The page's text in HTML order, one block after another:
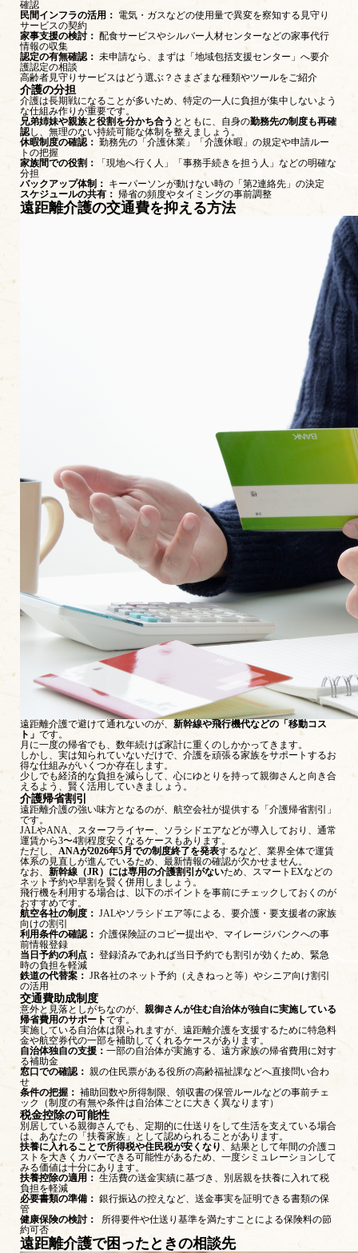
確認
民間インフラの活用： 電気・ガスなどの使用量で異変を察知する見守り
サービスの契約
家事支援の検討： 配食サービスやシルバー人材センターなどの家事代行
情報の収集
認定の有無確認： 未申請なら、まずは「地域包括支援センター」へ要介
護認定の相談
高齢者見守りサービスはどう選ぶ？さまざまな種類やツールをご紹介
介護の分担
介護は長期戦になることが多いため、特定の一人に負担が集中しないよう
な仕組み作りが重要です。
兄弟姉妹や親族と役割を分かち合う とともに、自身の勤務先の制度も再確
認し、無理のない持続可能な体制を整えましょう。
休暇制度の確認： 勤務先の「介護休業」「介護休暇」の規定や申請ルー
トの把握
家族間での役割：
「現地へ行く人」「事務手続きを担う人」などの明確な
分担
バックアップ体制： キーパーソンが動けない時の「第2連絡先」の決定
スケジュールの共有： 帰省の頻度やタイミングの事前調整
遠距離介護の交通費を抑える方法
遠距離介護で避けて通れないのが、 新幹線や飛行機代などの「移動コス
ト」 です。
月に一度の帰省でも、数年続けば家計に重くのしかかってきます。
しかし、実は知られていないだけで、介護を頑張る家族をサポートするお
得な仕組みがいくつか存在します。
少しでも経済的な負担を減らして、心にゆとりを持って親御さんと向き合
えるよう、賢く活用していきましょう。
介護帰省割引
遠距離介護の強い味方となるのが、航空会社が提供する「介護帰省割引」
です。
JALやANA、スターフライヤー、ソラシドエアなどが導入しており、通常
運賃から3〜4割程度安くなるケースもあります。
ただし、 ANAが2026年5月での制度終了を発表するなど、業界全体で運賃
体系の見直しが進んでいるため、最新情報の確認が欠かせません。
なお、 新幹線（JR）には専用の介護割引がないため、スマートEXなどの
ネット予約や早割を賢く併用しましょう。
飛行機を利用する場合は、以下のポイントを事前にチェックしておくのが
おすすめです。
航空各社の制度： JALやソラシドエア等による、要介護・要支援者の家族
向けの割引
利用条件の確認： 介護保険証のコピー提出や、マイレージバンクへの事
前情報登録
当日予約の利点： 登録済みであれば当日予約でも割引が効くため、緊急
時の負担を軽減
鉄道の代替案： JR各社のネット予約（えきねっと等）やシニア向け割引
の活用
交通費助成制度
意外と見落としがちなのが、 親御さんが住む自治体が独自に実施している
帰省費用のサポートです。
実施している自治体は限られますが、遠距離介護を支援するために特急料
金や航空券代の一部を補助してくれるケースがあります。
自治体独自の支援： 一部の自治体が実施する、遠方家族の帰省費用に対す
る補助金
窓口での確認： 親の住民票がある役所の高齢福祉課などへ直接問い合わ
せ
条件の把握： 補助回数や所得制限、領収書の保管ルールなどの事前チェ
ック（制度の有無や条件は自治体ごとに大きく異なります）
税金控除の可能性
別居している親御さんでも、定期的に仕送りをして生活を支えている場合
は、あなたの「扶養家族」として認められることがあります。
扶養に入れることで所得税や住民税が安くなり 、結果として年間の介護コ
ストを大きくカバーできる可能性があるため、一度シミュレーションして
みる価値は十分にあります。
扶養控除の適用： 生活費の送金実績に基づき、別居親を扶養に入れて税
負担を軽減
必要書類の準備： 銀行振込の控えなど、送金事実を証明できる書類の保
管
健康保険の検討：
所得要件や仕送り基準を満たすことによる保険料の節
約可否
遠距離介護で困ったときの相談先